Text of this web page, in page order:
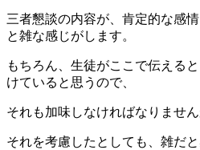
三者懇談の内容が、肯定的な感
と雑な感じがします。
もちろん、生徒がここで伝える
けていると思うので、
それも加味しなければなりません
それを考慮したとしても、雑だと